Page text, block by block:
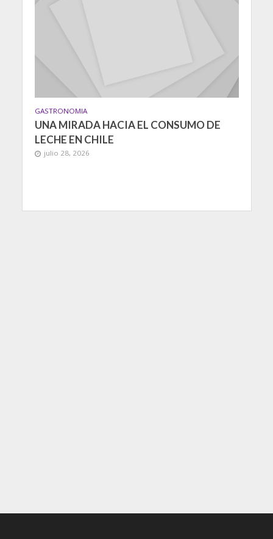
GASTRONOMIA
UNA MIRADA HACIA EL CONSUMO DE
LECHE EN CHILE
julio 28, 2026